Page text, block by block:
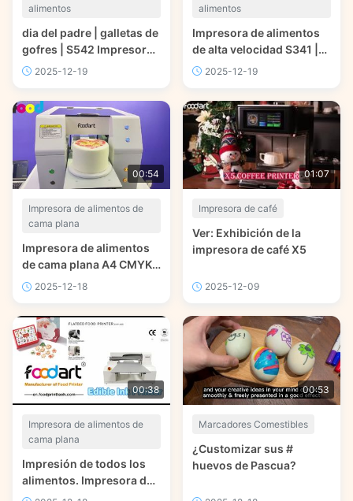
alimentos
dia del padre | galletas de
gofres | S542 Impresora
de alimentos de alta
impresión alimentaria
2025-12-19
alimentos
Impresora de alimentos
de alta velocidad S341 |
Tecnología de impresión
2025-12-19
00:54
Impresora de alimentos de
cama plana
Impresora de alimentos
de cama plana A4 CMYK a
todo color - Foodart®
2025-12-18
01:07
Impresora de café
Ver: Exhibición de la
impresora de café X5
2025-12-09
00:38
Impresora de alimentos de
cama plana
Impresión de todos los
alimentos. Impresora de
alimentos de cama plana
00:53
Marcadores Comestibles
¿Customizar sus #
huevos de Pascua?